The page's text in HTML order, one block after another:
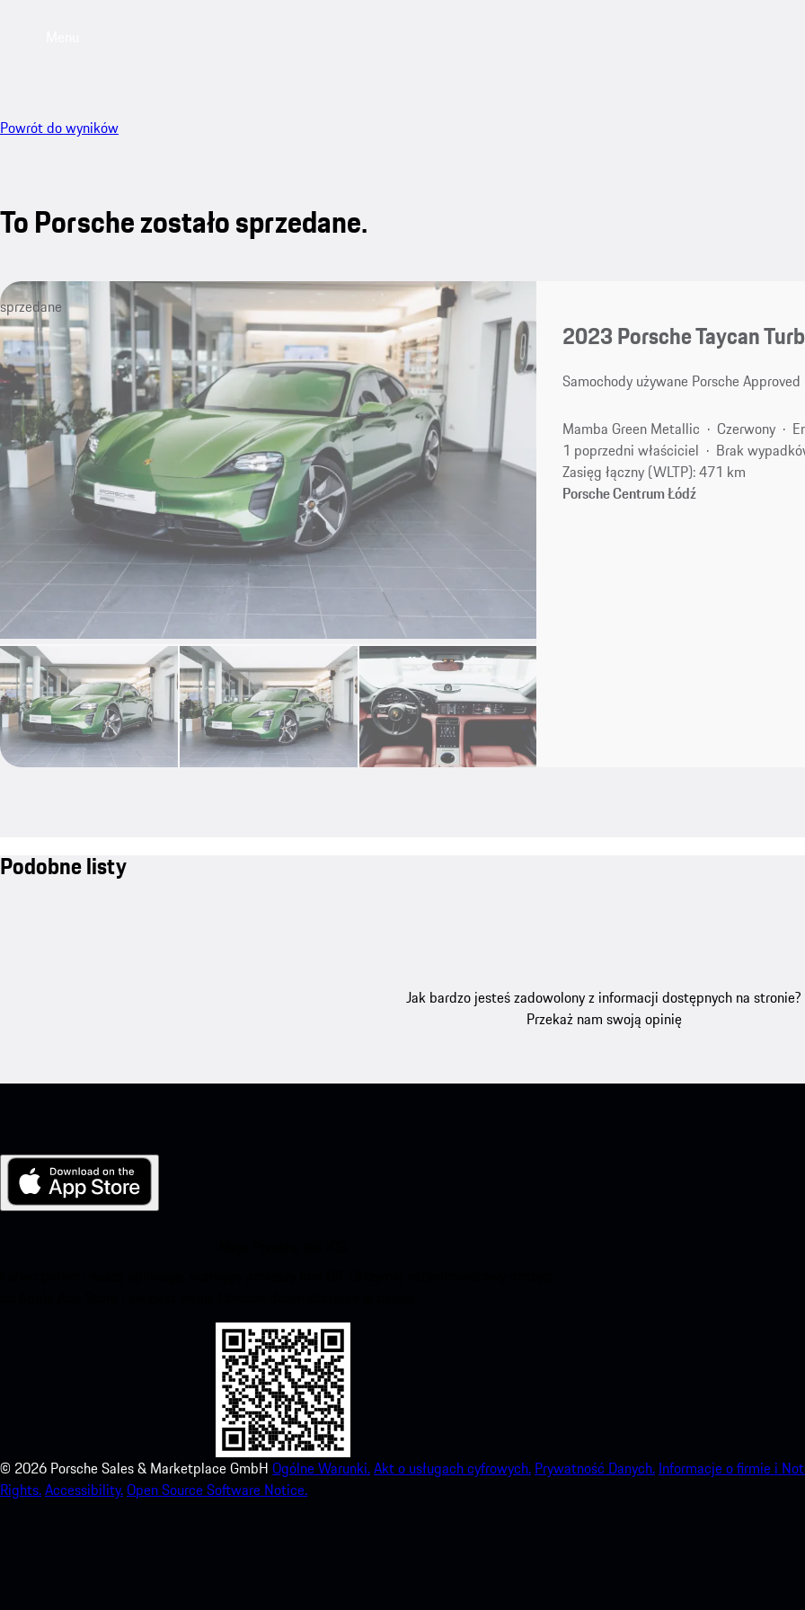
Powrót do wyników
To Porsche zostało sprzedane.
sprzedane
2023 Porsche Taycan
Samochody używane Porsche Approved
Mamba Green Metallic Czerwony
1 poprzedni właściciel
Brak
Zasięg łączny (WLTP): 471 km
Porsche Centrum Łódź
Podobne listy
Jak bardzo jesteś zadowolony z informacji dostępnych na stronie?
Przekaż nam swoją opinię
© 2026 Porsche Sales & Marketplace GmbH Ogólne Warunki.Akt o usługach cyfrowych. Prywatność Danych. Informacje o firmie i
Rights.Accessibility.Open Source Software Notice.